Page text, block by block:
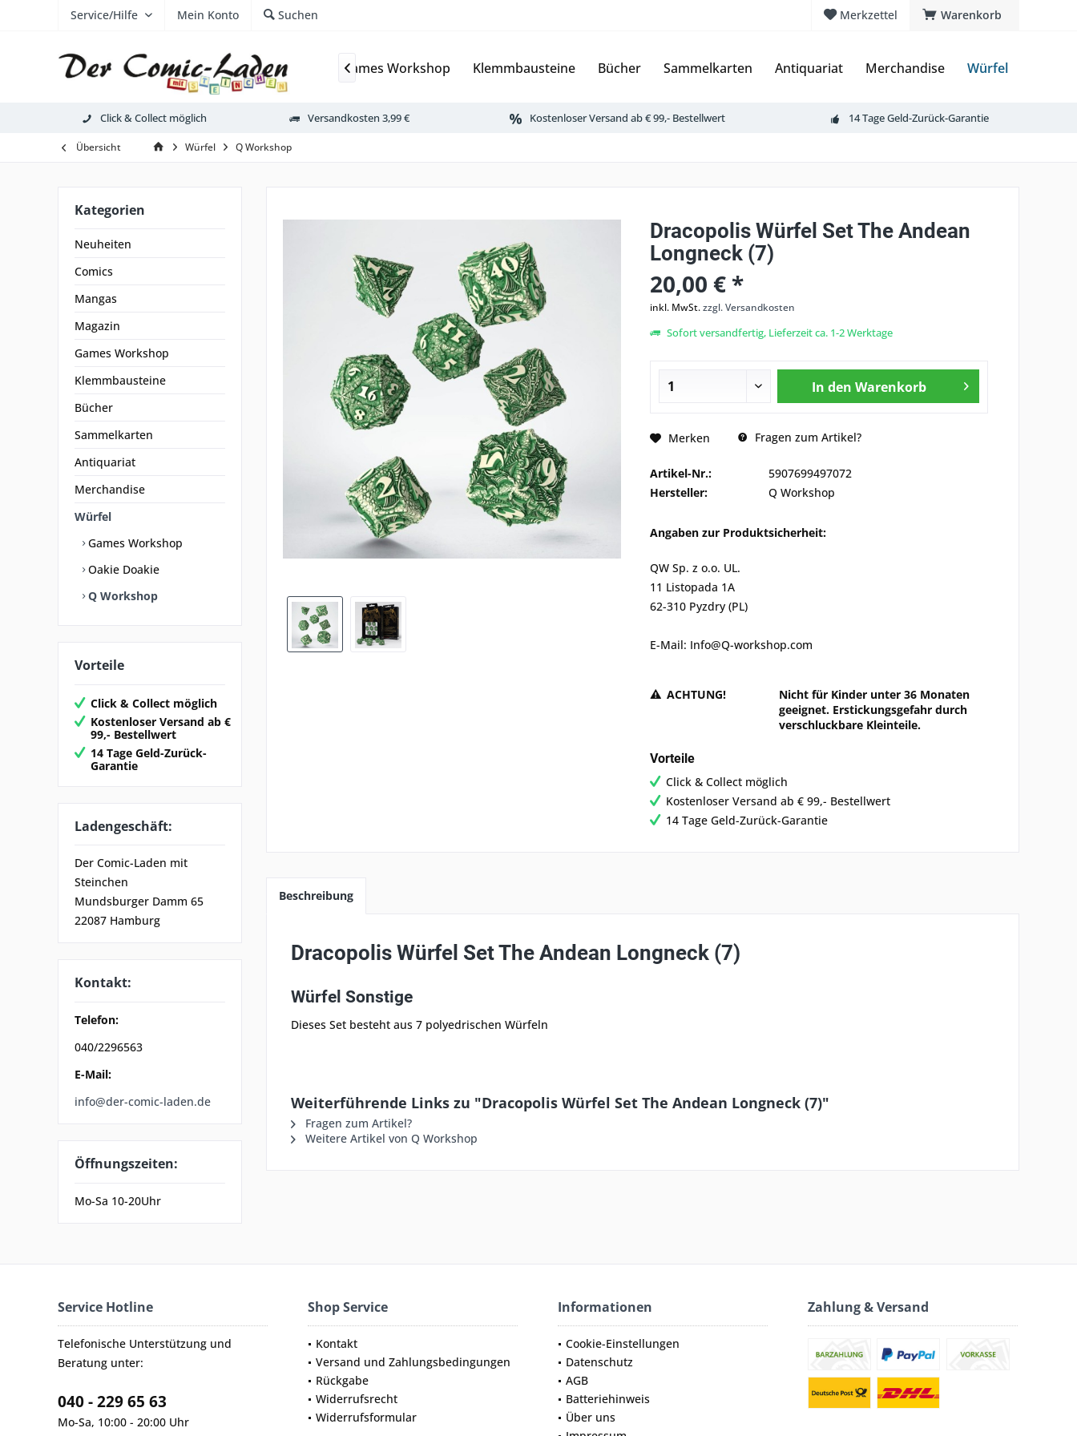
Warenkorb
Merkzettel
Service/Hilfe Mein Konto Suchen
Neuheiten Comics Mangas Magazin Games Workshop Klemmbausteine Bücher Sammelkarten Antiquariat Merchandise Würfel

Click & Collect möglich Versandkosten 3,99 € Kostenloser Versand ab € 99,- Bestellwert 14 Tage Geld-Zurück-Garantie
Übersicht Würfel Q Workshop
Kategorien
Neuheiten
Comics
Mangas
Magazin
Games Workshop
Klemmbausteine
Bücher
Sammelkarten
Antiquariat
Merchandise
Würfel
Games Workshop
Oakie Doakie
Q Workshop
Vorteile
Click & Collect möglich
Kostenloser Versand ab €
99,- Bestellwert
14 Tage Geld-Zurück-
Garantie
Ladengeschäft:
Der Comic-Laden mit
Steinchen
Mundsburger Damm 65
22087 Hamburg
Kontakt:
Telefon:
040/2296563
E-Mail:
info@der-comic-laden.de
Öffnungszeiten:
Mo-Sa 10-20Uhr
Dracopolis Würfel Set The Andean
Longneck (7)
20,00 € *
inkl. MwSt.zzgl. Versandkosten
Sofort versandfertig, Lieferzeit ca. 1-2 Werktage
In den Warenkorb
Merken Fragen zum Artikel?
Artikel-Nr.:
5907699497072
Hersteller:
Q Workshop
Angaben zur Produktsicherheit:
QW Sp. z o.o. UL.
11 Listopada 1A
62-310 Pyzdry (PL)
E-Mail: Info@Q-workshop.com
ACHTUNG!
Nicht für Kinder unter 36 Monaten
geeignet. Erstickungsgefahr durch
verschluckbare Kleinteile.
Vorteile
Click & Collect möglich
Kostenloser Versand ab € 99,- Bestellwert
14 Tage Geld-Zurück-Garantie
Beschreibung
Dracopolis Würfel Set The Andean Longneck (7)
Würfel Sonstige
Dieses Set besteht aus 7 polyedrischen Würfeln
Weiterführende Links zu "Dracopolis Würfel Set The Andean Longneck (7)"
Fragen zum Artikel?
Weitere Artikel von Q Workshop
Service Hotline
Telefonische Unterstützung und
Beratung unter:
040 - 229 65 63
Mo-Sa, 10:00 - 20:00 Uhr
Shop Service
Kontakt
Versand und Zahlungsbedingungen
Rückgabe
Widerrufsrecht
Widerrufsformular
Informationen
Cookie-Einstellungen
Datenschutz
AGB
Batteriehinweis
Über uns
Zahlung & Versand